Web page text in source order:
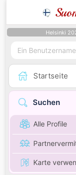
Helsinki
Startseite
Suchen
Alle Profile
Karte